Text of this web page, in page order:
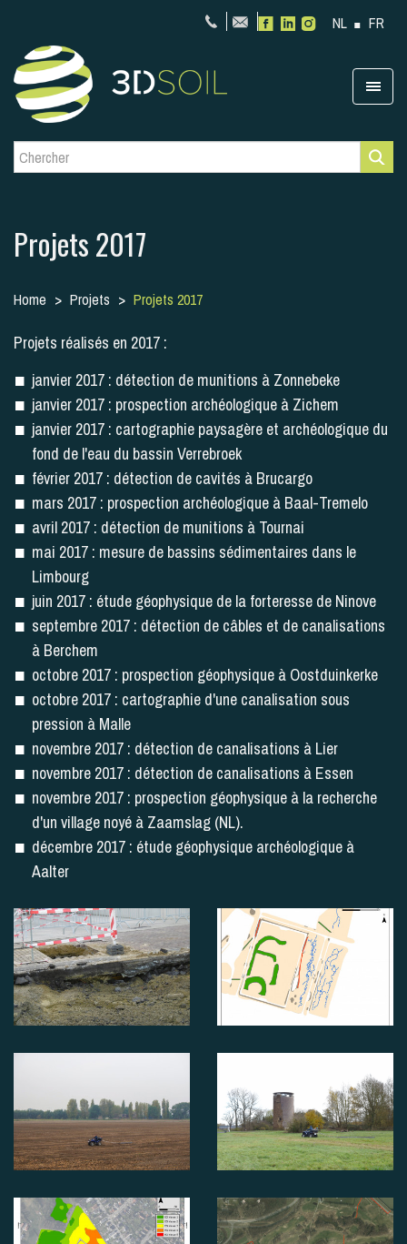
NL FR
Projets 2017
Home Projets Projets 2017
Projets réalisés en 2017 :
janvier 2017 : détection de munitions à Zonnebeke
janvier 2017 : prospection archéologique à Zichem
janvier 2017 : cartographie paysagère et archéologique du
fond de l'eau du bassin Verrebroek
février 2017 : détection de cavités à Brucargo
mars 2017 : prospection archéologique à Baal-Tremelo
avril 2017 : détection de munitions à Tournai
mai 2017 : mesure de bassins sédimentaires dans le
Limbourg
juin 2017 : étude géophysique de la forteresse de Ninove
septembre 2017 : détection de câbles et de canalisations
à Berchem
octobre 2017 : prospection géophysique à Oostduinkerke
octobre 2017 : cartographie d'une canalisation sous
pression à Malle
novembre 2017 : détection de canalisations à Lier
novembre 2017 : détection de canalisations à Essen
novembre 2017 : prospection géophysique à la recherche
d'un village noyé à Zaamslag (NL).
décembre 2017 : étude géophysique archéologique à
Aalter